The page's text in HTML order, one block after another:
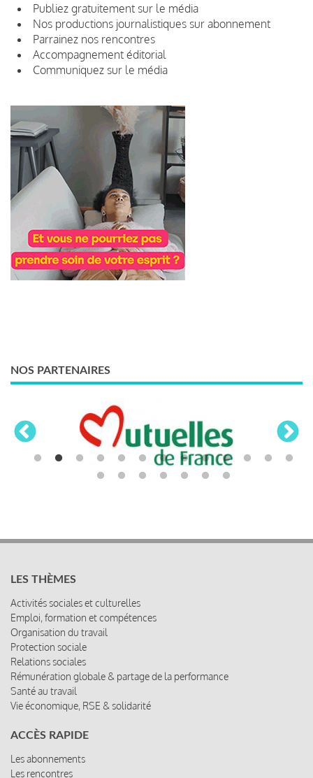
Publiez gratuitement sur le média
Nos productions journalistiques sur abonnement
Parrainez nos rencontres
Accompagnement éditorial
Communiquez sur le média
NOS PARTENAIRES
LES THÈMES
Activités sociales et culturelles
Emploi, formation et compétences
Organisation du travail
Protection sociale
Relations sociales
Rémunération globale & partage de la performance
Santé au travail
Vie économique, RSE & solidarité
ACCÈS RAPIDE
Les abonnements
Les rencontres